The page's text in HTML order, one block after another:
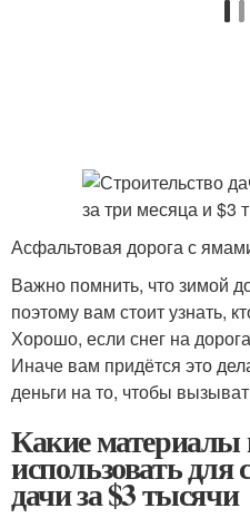
Асфальтовая дорога с
Важно помнить, что зимой
поэтому вам стоит узнать,
Хорошо, если снег на
Иначе вам придётся это
деньги на то, чтобы
Какие материалы
использовать для
дачи за $3 тысячи